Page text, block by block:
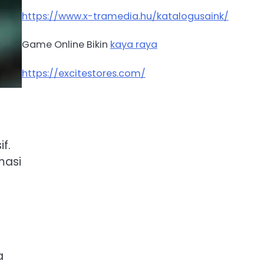
https://www.x-tramedia.hu/katalogusaink/
Game Online Bikin kaya raya
https://excitestores.com/